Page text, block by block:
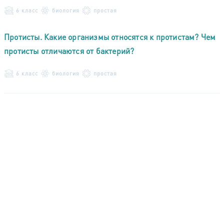
6 класс биология простая
Протисты. Какие организмы относятся к протистам? Чем
протисты отличаются от бактерий?
6 класс биология простая